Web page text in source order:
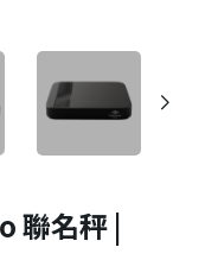
聯名秤 |